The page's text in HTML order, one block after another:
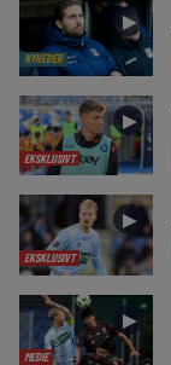
NYHEDER
►
EKSKLUSIVT
►
EKSKLUSIVT
►
MEDIE
►